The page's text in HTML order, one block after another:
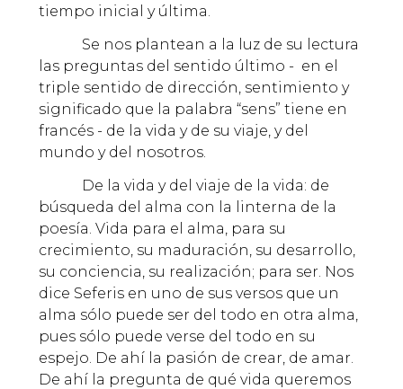
tiempo inicial y última.
Se nos plantean a la luz de su lectura
las preguntas del sentido último - en el
triple sentido de dirección, sentimiento y
significado que la palabra “sens” tiene en
francés - de la vida y de su viaje, y del
mundo y del nosotros.
De la vida y del viaje de la vida: de
búsqueda del alma con la linterna de la
poesía. Vida para el alma, para su
crecimiento, su maduración, su desarrollo,
su conciencia, su realización; para ser. Nos
dice Seferis en uno de sus versos que un
alma sólo puede ser del todo en otra alma,
pues sólo puede verse del todo en su
espejo. De ahí la pasión de crear, de amar.
De ahí la pregunta de qué vida queremos